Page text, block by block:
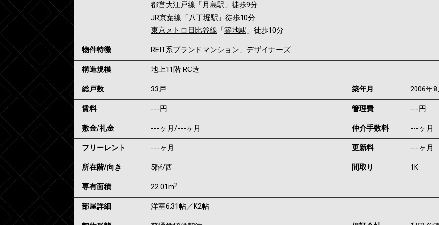
都営大江戸線 「月島駅 」徒歩9分
JR京葉線 「八丁堀駅 」徒歩10分
東京メトロ日比谷線 「築地駅 」徒歩10分
物件特徴 REIT系ブランドマンション、デザイナーズ
構造規模 地上11階 RC造
総戸数 33戸 築年月 2006年8
賃料 ---円 管理費 ---円
敷金/礼金 ---ヶ月/---ヶ月 仲介手数料 ---ヶ月
フリーレント ---ヶ月 更新料 ---ヶ月
所在階/向き 5階/西 間取り 1K
専有面積 22.01m2
部屋詳細 洋室6.31帖／K2帖